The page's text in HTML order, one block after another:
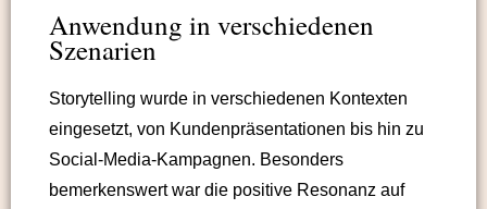
Anwendung in verschiedenen
Szenarien
Storytelling wurde in verschiedenen Kontexten
eingesetzt, von Kundenpräsentationen bis hin zu
Social-Media-Kampagnen. Besonders
bemerkenswert war die positive Resonanz auf